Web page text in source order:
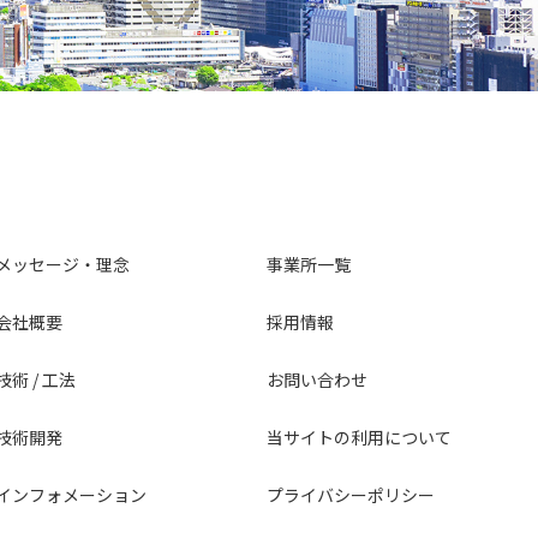
ッセージ・理念
社概要
術 / 工法
術開発
ンフォメーション
事業所一覧
採用情報
お問い合わせ
当サイトの利用について
プライバシーポリシー